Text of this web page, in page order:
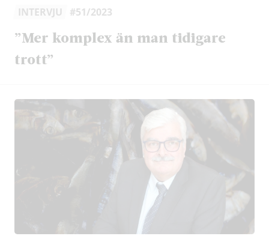
INTERVJU #51/2023
”Mer komplex än man tidigare
trott”